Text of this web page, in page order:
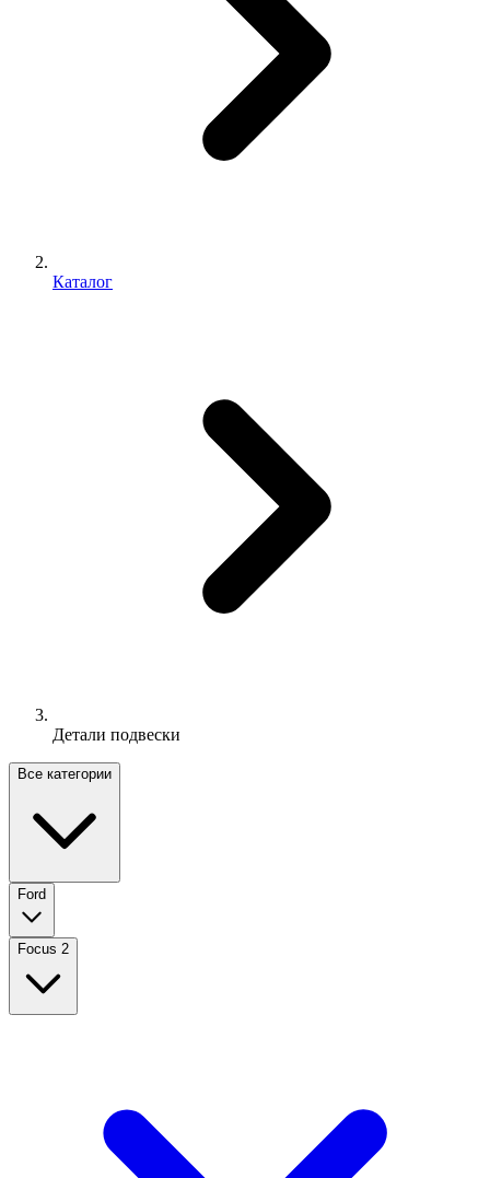
Каталог
Детали подвески
Все категории
Ford
Focus 2